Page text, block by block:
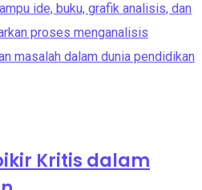
Kritis dalam